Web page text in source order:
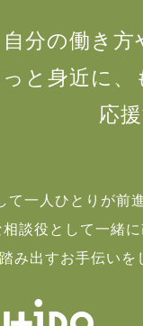
自分の働き
っと身近に
応
一人ひとりが前
談役として一緒
み出すお手伝いを